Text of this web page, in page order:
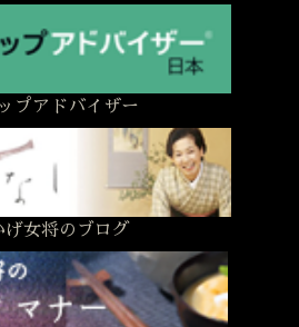
プアドバイザー
げ女将のブログ